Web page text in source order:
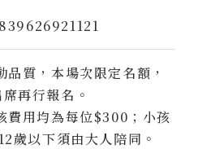
品質，本場次限定名額，
再行報名。
費用均為每位$300；小孩
歲以下須由大人陪同。